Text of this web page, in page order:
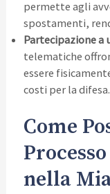
permette agli
spostamenti,
Partecipazione a
telematiche
essere
costi per la difesa.
Come
nella